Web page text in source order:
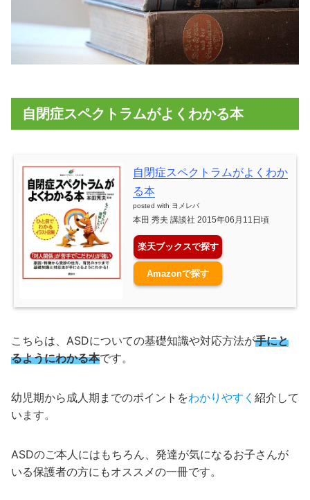
自閉症スペクトラムがよくわかる本
自閉症スペクトラムがよくわか
る本
posted with ヨメレバ
本田 秀夫 講談社 2015年06月11日頃
楽天ブックスで探す
Amazonで探す
こちらは、ASDについての基礎知識や対応方法が手にと
るようにわかる本です。
幼児期から成人期までのポイントをわかりやすく 紹介して
います。
ASDのご本人にはもちろん、発達が気になるお子さんが
いる保護者の方にもオススメの一冊です。